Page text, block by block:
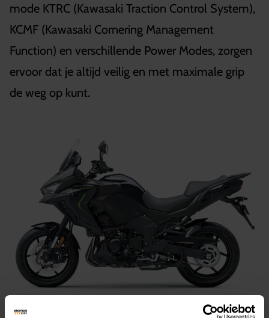
mode KTRC (Kawasaki Traction Control System),
KCMF (Kawasaki Cornering Management
Function) en verschillende Power Modes, zorgen
ervoor dat je altijd veilig en met maximale grip
de weg op kunt.